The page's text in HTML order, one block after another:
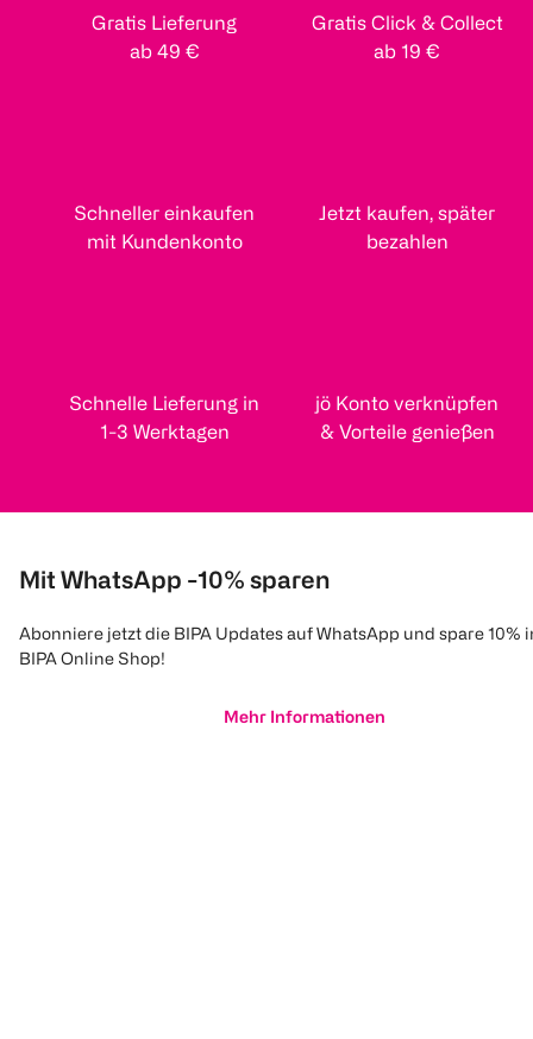
Gratis Lieferung
ab 49 €
Gratis Click & Collect
ab 19 €
Schneller einkaufen
mit Kundenkonto
Jetzt kaufen, später
bezahlen
Schnelle Lieferung in
1-3 Werktagen
jö Konto verknüpfen
& Vorteile genießen
Mit WhatsApp -10% sparen
Abonniere jetzt die BIPA Updates auf WhatsApp und spare 10%
BIPA Online Shop!
Mehr Informationen